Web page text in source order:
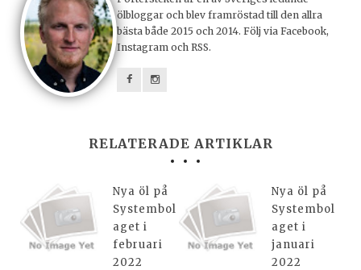
ölbloggar och blev framröstad till den allra
bästa både 2015 och 2014. Följ via Facebook,
Instagram och RSS.
RELATERADE ARTIKLAR
Nya öl på
Systembol
aget i
februari
2022
Nya öl på
Systembol
aget i
januari
2022